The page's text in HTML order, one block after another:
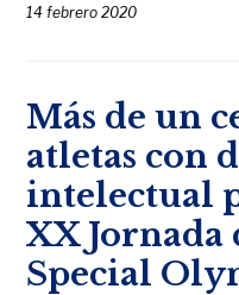
14 febrero 2020
Más de un
atletas con
intelectual
XX Jornada
Special